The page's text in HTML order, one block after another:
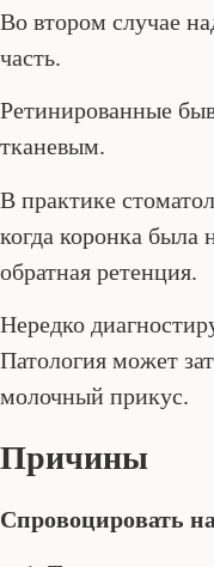
Во втором случае
часть.
Ретинированные
тканевым.
В практике
когда коронка была
обратная ретенция.
Нередко
Патология может
молочный прикус.
Причины
Спровоцировать